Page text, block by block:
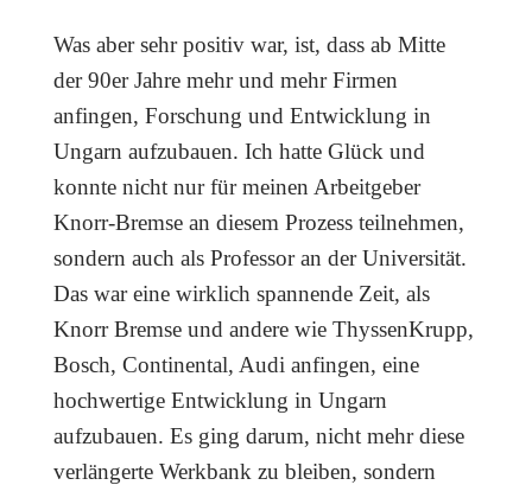
Was aber sehr positiv war, ist, dass ab Mitte
der 90er Jahre mehr und mehr Firmen
anfingen, Forschung und Entwicklung in
Ungarn aufzubauen. Ich hatte Glück und
konnte nicht nur für meinen Arbeitgeber
Knorr-Bremse an diesem Prozess teilnehmen,
sondern auch als Professor an der Universität.
Das war eine wirklich spannende Zeit, als
Knorr Bremse und andere wie ThyssenKrupp,
Bosch, Continental, Audi anfingen, eine
hochwertige Entwicklung in Ungarn
aufzubauen. Es ging darum, nicht mehr diese
verlängerte Werkbank zu bleiben, sondern